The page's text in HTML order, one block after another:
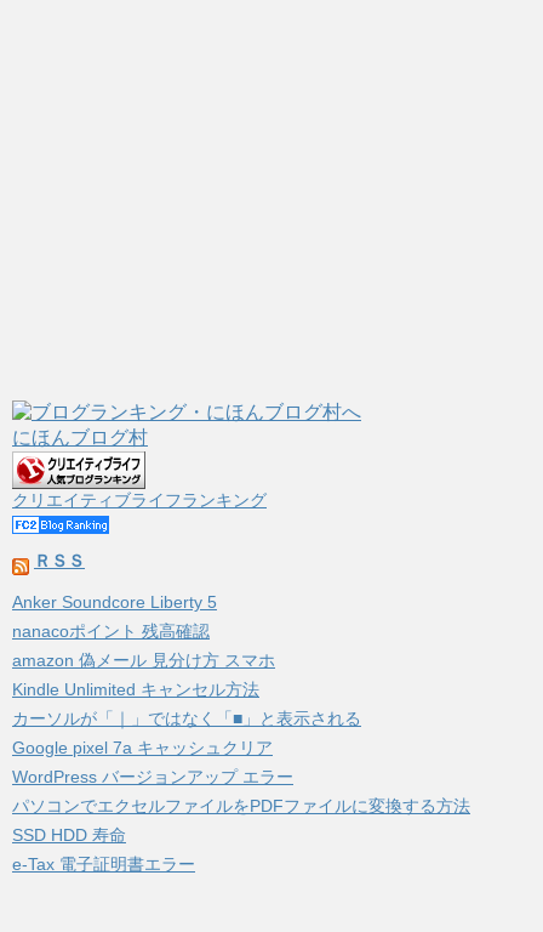
にほんブログ村
クリエイティブライフランキング
ＲＳＳ
Anker Soundcore Liberty 5
nanacoポイント 残高確認
amazon 偽メール 見分け方 スマホ
Kindle Unlimited キャンセル方法
カーソルが「｜」ではなく「■」と表示される
Google pixel 7a キャッシュクリア
WordPress バージョンアップ エラー
パソコンでエクセルファイルをPDFファイルに変換する方法
SSD HDD 寿命
e-Tax 電子証明書エラー